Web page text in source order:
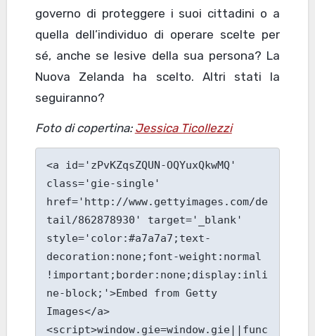
governo di proteggere i suoi cittadini o a
quella dell’individuo di operare scelte per
sé, anche se lesive della sua persona? La
Nuova Zelanda ha scelto. Altri stati la
seguiranno?
Foto di copertina: Jessica Ticollezzi
<a id='zPvKZqsZQUN-OQYuxQkwMQ'
class='gie-single'
href='http://www.gettyimages.com/de
tail/862878930' target='_blank'
style='color:#a7a7a7;text-
decoration:none;font-weight:normal
!important;border:none;display:inli
ne-block;'>Embed from Getty
Images</a>
<script>window.gie=window.gie||func